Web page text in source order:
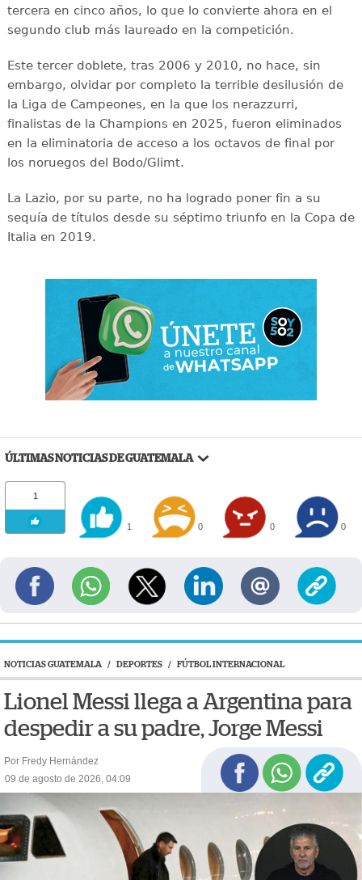
tercera en cinco años, lo que lo convierte ahora en el
segundo club más laureado en la competición.
Este tercer doblete, tras 2006 y 2010, no hace, sin
embargo, olvidar por completo la terrible desilusión de
la Liga de Campeones, en la que los nerazzurri,
finalistas de la Champions en 2025, fueron eliminados
en la eliminatoria de acceso a los octavos de final por
los noruegos del Bodo/Glimt.
La Lazio, por su parte, no ha logrado poner fin a su
sequía de títulos desde su séptimo triunfo en la Copa de
Italia en 2019.
ÚLTIMAS NOTICIAS DE GUATEMALA
1
1 0 0 0
NOTICIAS GUATEMALA / DEPORTES / FÚTBOL INTERNACIONAL
Lionel Messi llega a Argentina para
despedir a su padre, Jorge Messi
Por Fredy Hernández
09 de agosto de 2026, 04:09